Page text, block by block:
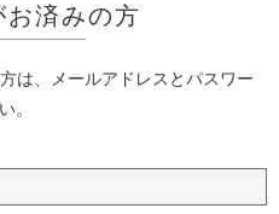
済みの方
は、メールアドレスとパスワー
。